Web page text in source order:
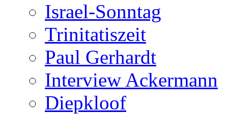
Israel-Sonntag
Trinitatiszeit
Paul Gerhardt
Interview Ackermann
Diepkloof